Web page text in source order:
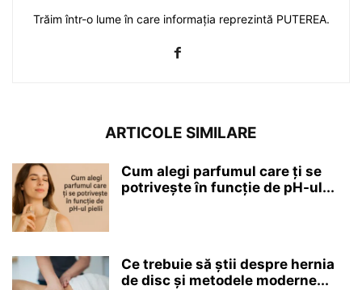
Trăim într-o lume în care informația reprezintă PUTEREA.
ARTICOLE SIMILARE
Cum alegi parfumul care ți se
potrivește în funcție de pH-ul...
Ce trebuie să știi despre hernia
de disc și metodele moderne...